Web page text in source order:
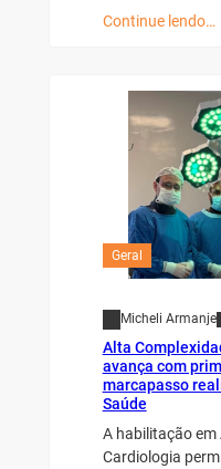
Continue lendo…
Geral
Micheli Armanje
Alta
avança com
marcapasso
Saúde
A habilitação em
Cardiologia